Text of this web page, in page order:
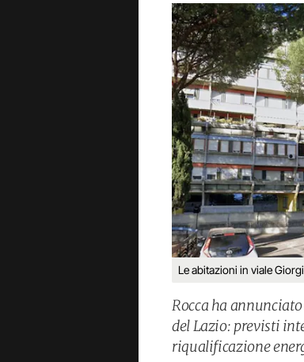
Le abitazioni in viale
Rocca ha
del Lazio: previsti
riqualificazione